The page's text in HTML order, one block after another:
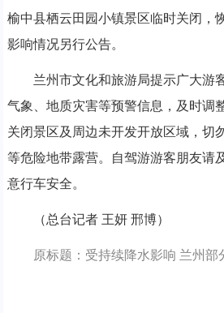
榆中县栖云田园小镇景区临时关闭，
影响情况另行公告。
兰州市文化和旅游局提示广大游
气象、地质灾害等预警信息，及时调
关闭景区及周边未开发开放区域，切
等危险地带露营。自驾游游客朋友请
意行车安全。
（总台记者 王妍 邢博）
原标题：受持续降水影响 兰州部